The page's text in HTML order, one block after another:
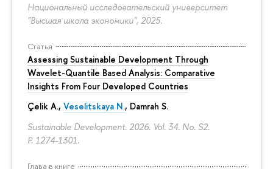
Национальный исследовательский университет
"Высшая школа экономики", 2025.
Статья
Assessing Sustainable Development Through
Wavelet-Quantile Based Analysis: Comparative
Insights From Four Developed Countries
Çelik A., Veselitskaya N., Damrah S.
Sustainable Development. 2026. Vol. 34. No. S2.
P. 1274-1301.
Глава в книге